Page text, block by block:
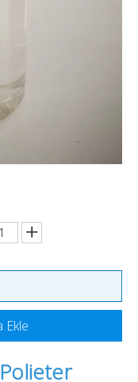
Ekle